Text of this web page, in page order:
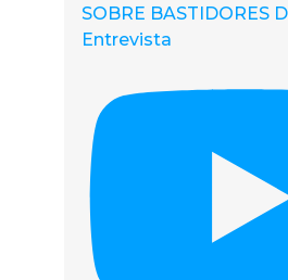
SOBRE BASTIDORES
Entrevista